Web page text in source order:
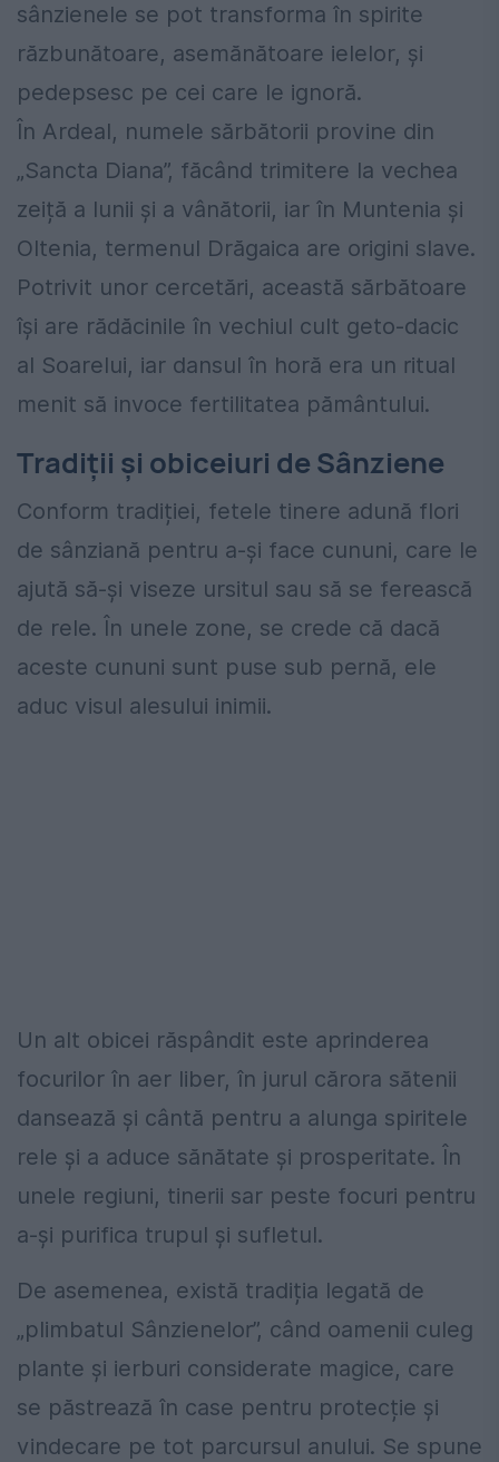
sânzienele se pot transforma în spirite
răzbunătoare, asemănătoare ielelor, și
pedepsesc pe cei care le ignoră.
În Ardeal, numele sărbătorii provine din
„Sancta Diana”, făcând trimitere la vechea
zeiță a lunii și a vânătorii, iar în Muntenia și
Oltenia, termenul Drăgaica are origini slave.
Potrivit unor cercetări, această sărbătoare
își are rădăcinile în vechiul cult geto-dacic
al Soarelui, iar dansul în horă era un ritual
menit să invoce fertilitatea pământului.
Tradiții și obiceiuri de Sânziene
Conform tradiției, fetele tinere adună flori
de sânziană pentru a-și face cununi, care le
ajută să-și viseze ursitul sau să se ferească
de rele. În unele zone, se crede că dacă
aceste cununi sunt puse sub pernă, ele
aduc visul alesului inimii.
Un alt obicei răspândit este aprinderea
focurilor în aer liber, în jurul cărora sătenii
dansează și cântă pentru a alunga spiritele
rele și a aduce sănătate și prosperitate. În
unele regiuni, tinerii sar peste focuri pentru
a-și purifica trupul și sufletul.
De asemenea, există tradiția legată de
„plimbatul Sânzienelor”, când oamenii culeg
plante și ierburi considerate magice, care
se păstrează în case pentru protecție și
vindecare pe tot parcursul anului. Se spune